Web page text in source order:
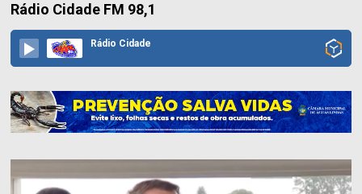
Rádio Cidade FM 98,1
Rádio Cidade